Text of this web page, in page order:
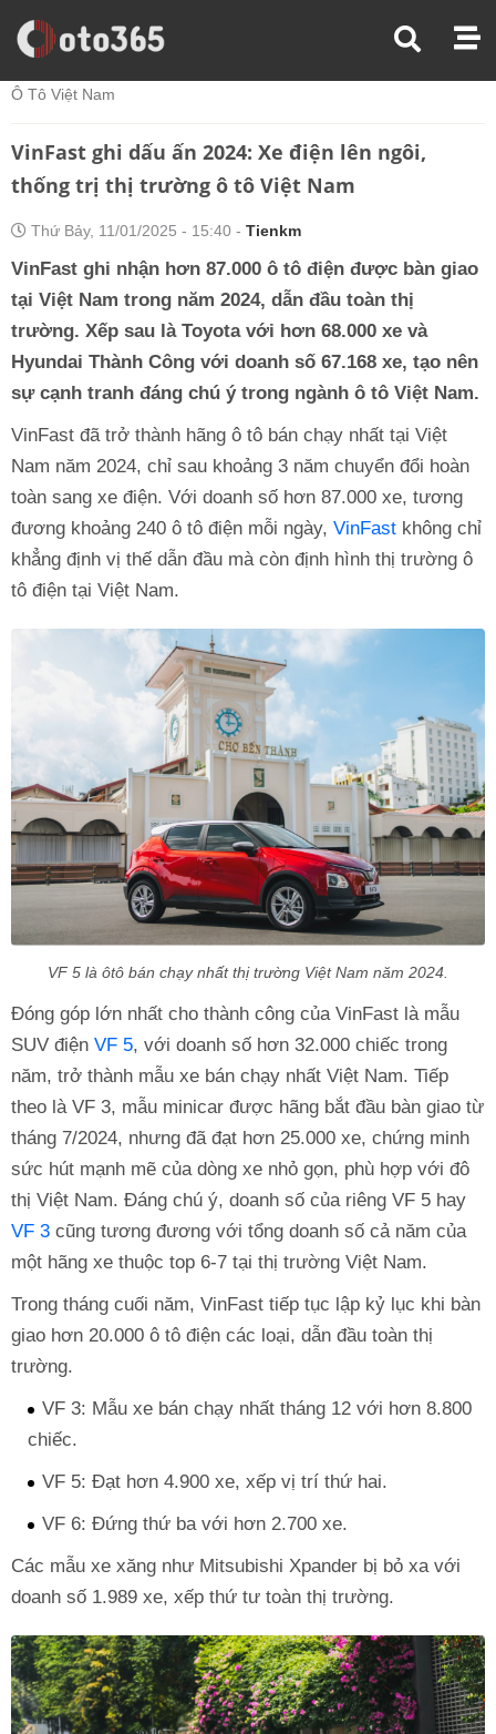
Trang Chủ
Xe Điện
Ô Tô Việt Nam
VinFast ghi dấu ấn 2024: Xe điện lên ngôi,
thống trị thị trường ô tô Việt Nam
Thứ Bảy, 11/01/2025 - 15:40 - Tienkm
VinFast ghi nhận hơn 87.000 ô tô điện được bàn giao
tại Việt Nam trong năm 2024, dẫn đầu toàn thị
trường. Xếp sau là Toyota với hơn 68.000 xe và
Hyundai Thành Công với doanh số 67.168 xe, tạo nên
sự cạnh tranh đáng chú ý trong ngành ô tô Việt Nam.
VinFast đã trở thành hãng ô tô bán chạy nhất tại Việt
Nam năm 2024, chỉ sau khoảng 3 năm chuyển đổi hoàn
toàn sang xe điện. Với doanh số hơn 87.000 xe, tương
đương khoảng 240 ô tô điện mỗi ngày, VinFast không chỉ
khẳng định vị thế dẫn đầu mà còn định hình thị trường ô
tô điện tại Việt Nam.
VF 5 là ôtô bán chạy nhất thị trường Việt Nam năm 2024.
Đóng góp lớn nhất cho thành công của VinFast là mẫu
SUV điện VF 5, với doanh số hơn 32.000 chiếc trong
năm, trở thành mẫu xe bán chạy nhất Việt Nam. Tiếp
theo là VF 3, mẫu minicar được hãng bắt đầu bàn giao từ
tháng 7/2024, nhưng đã đạt hơn 25.000 xe, chứng minh
sức hút mạnh mẽ của dòng xe nhỏ gọn, phù hợp với đô
thị Việt Nam. Đáng chú ý, doanh số của riêng VF 5 hay
VF 3 cũng tương đương với tổng doanh số cả năm của
một hãng xe thuộc top 6-7 tại thị trường Việt Nam.
Trong tháng cuối năm, VinFast tiếp tục lập kỷ lục khi bàn
giao hơn 20.000 ô tô điện các loại, dẫn đầu toàn thị
trường.
VF 3: Mẫu xe bán chạy nhất tháng 12 với hơn 8.800
chiếc.
VF 5: Đạt hơn 4.900 xe, xếp vị trí thứ hai.
VF 6: Đứng thứ ba với hơn 2.700 xe.
Các mẫu xe xăng như Mitsubishi Xpander bị bỏ xa với
doanh số 1.989 xe, xếp thứ tư toàn thị trường.